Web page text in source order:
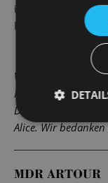
immer tiefer in ihre
Publikum mit ihr.
Vielen Dank!
In der Spielzeit
Dresden/
Alice. Wir
MDR ARTOUR